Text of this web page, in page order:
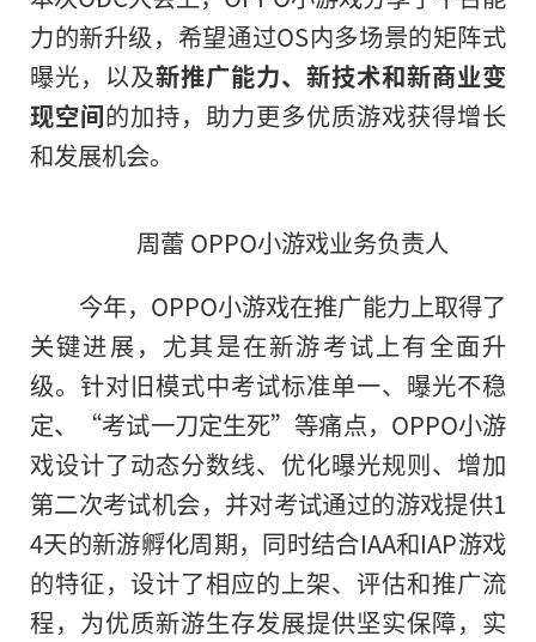
力的新升级，希望通过OS内多场景的矩阵式
曝光，以及新推广能力、新技术和新商业变
现空间的加持，助力更多优质游戏获得增长
和发展机会。
周蕾 OPPO小游戏业务负责人
今年，OPPO小游戏在推广能力上取得了
关键进展，尤其是在新游考试上有全面升
级。针对旧模式中考试标准单一、曝光不稳
定、“考试一刀定生死”等痛点，OPPO小游
戏设计了动态分数线、优化曝光规则、增加
第二次考试机会，并对考试通过的游戏提供1
4天的新游孵化周期，同时结合IAA和IAP游戏
的特征，设计了相应的上架、评估和推广流
程，为优质新游生存发展提供坚实保障，实